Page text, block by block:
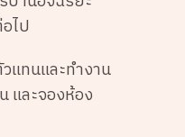
ไป
แทนและทำงาน
และจองห้อง